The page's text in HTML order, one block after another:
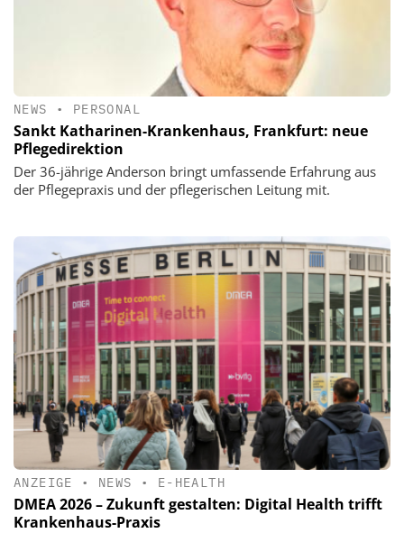
NEWS • PERSONAL
Sankt Katharinen-Krankenhaus, Frankfurt: neue
Pflegedirektion
Der 36-jährige Anderson bringt umfassende Erfahrung aus
der Pflegepraxis und der pflegerischen Leitung mit.
ANZEIGE • NEWS • E-HEALTH
DMEA 2026 – Zukunft gestalten: Digital Health trifft
Krankenhaus-Praxis